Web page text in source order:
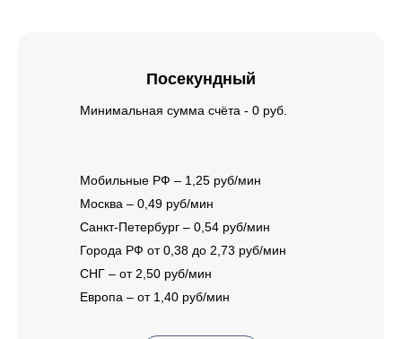
Посекундный
Минимальная сумма счёта - 0 руб.
Мобильные РФ – 1,25 руб/мин
Москва – 0,49 руб/мин
Санкт-Петербург – 0,54 руб/мин
Города РФ от 0,38 до 2,73 руб/мин
СНГ – от 2,50 руб/мин
Европа – от 1,40 руб/мин